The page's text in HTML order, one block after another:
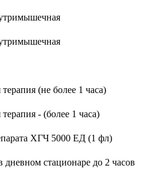
(не более 1 часа)
- (более 1 часа)
ХГЧ 5000 ЕД (1 фл)
стационаре до 2 часов